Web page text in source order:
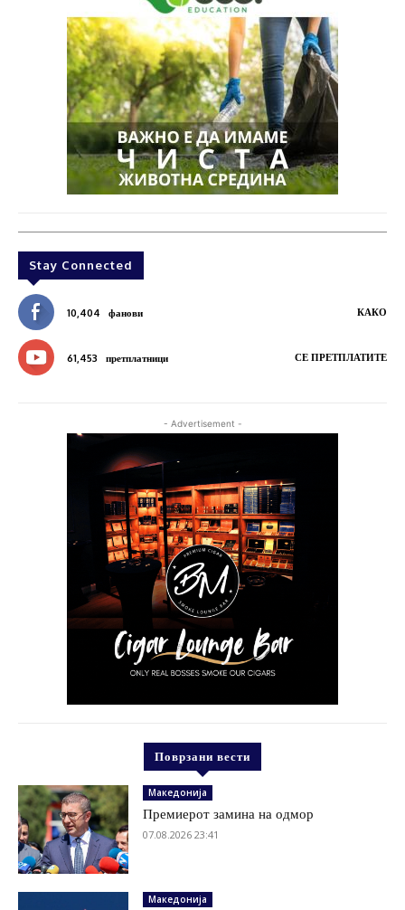
Stay Connected
10,404 фанови КАКО
61,453 претплатници СЕ ПРЕТПЛАТИТЕ
- Advertisement -
Поврзани вести
Македонија
Премиерот замина на одмор
07.08.2026 23:41
Македонија